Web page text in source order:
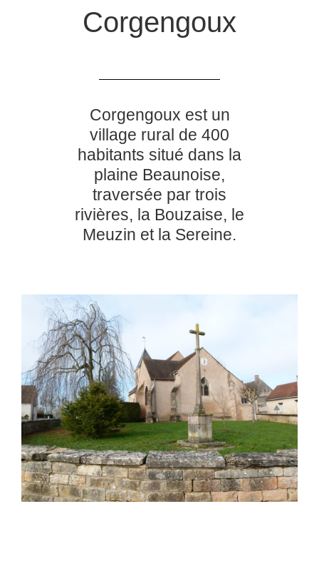
Corgengoux
Corgengoux est un
village rural de 400
habitants situé dans la
plaine Beaunoise,
traversée par trois
rivières, la Bouzaise, le
Meuzin et la Sereine.